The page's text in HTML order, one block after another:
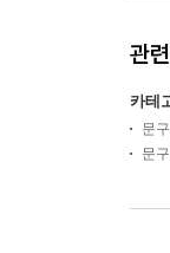
관
카테
문
문